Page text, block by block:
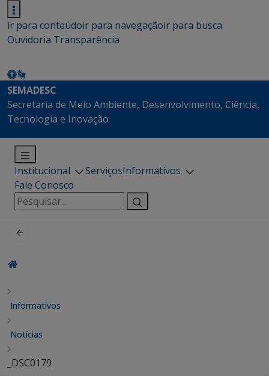
ir para conteúdoir para navegaçãoir para busca
Ouvidoria Transparência
SEMADESC
Secretaria de Meio Ambiente, Desenvolvimento, Ciência,
Tecnologia e Inovação
Institucional ServiçosInformativos
Fale Conosco
Pesquisar
por:
Informativos
Notícias
_DSC0179